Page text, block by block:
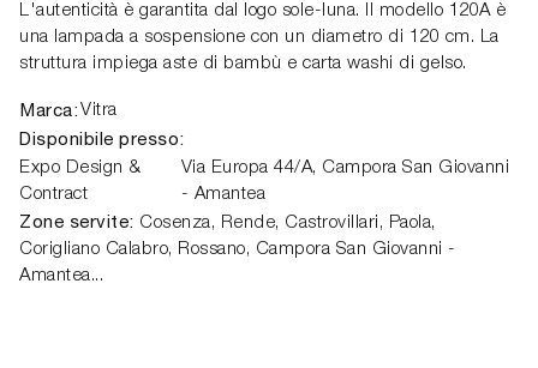
L'autenticità è garantita dal logo sole-luna. Il modello 120A è
una lampada a sospensione con un diametro di 120 cm. La
struttura impiega aste di bambù e carta washi di gelso.
Marca: Vitra
Disponibile presso:
Expo Design &
Contract
Via Europa 44/A, Campora San Giovanni
- Amantea
Zone servite: Cosenza, Rende, Castrovillari, Paola,
Corigliano Calabro, Rossano, Campora San Giovanni -
Amantea...